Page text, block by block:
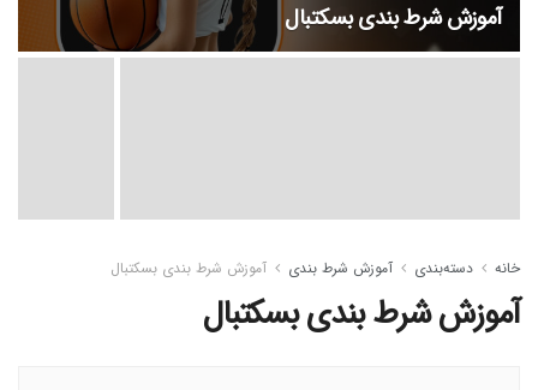
آموزش شرط بندی بسکتبال
خانه دسته‌بندی آموزش شرط بندی آموزش شرط بندی بسکتبال
آموزش شرط بندی بسکتبال